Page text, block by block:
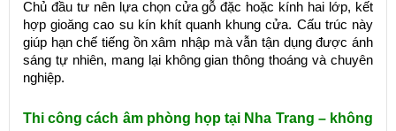
Chủ đầu tư nên lựa chọn cửa gỗ đặc hoặc kính hai lớp, kết
hợp gioăng cao su kín khít quanh khung cửa. Cấu trúc này
giúp hạn chế tiếng ồn xâm nhập mà vẫn tận dụng được ánh
sáng tự nhiên, mang lại không gian thông thoáng và chuyên
nghiệp.
Thi công cách âm phòng họp tại Nha Trang – không